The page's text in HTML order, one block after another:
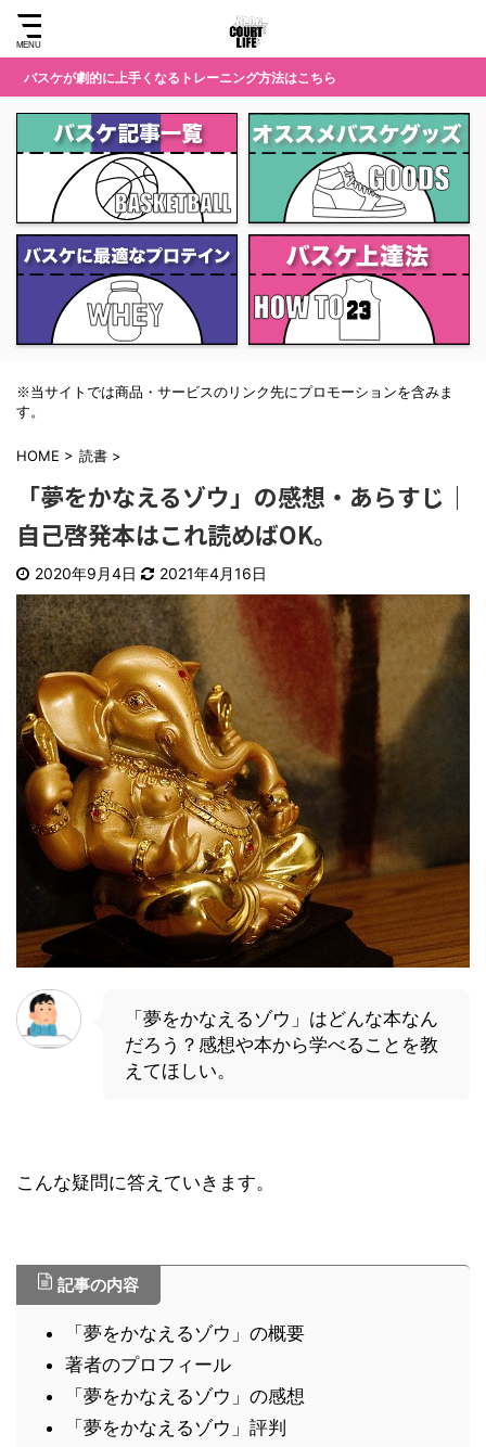
バスケが劇的に上手くなるトレーニング方法はこちら
※当サイトでは商品・サービスのリンク先にプロモーションを含みま
す。
HOME > 読書 >
「夢をかなえるゾウ」の感想・あらすじ｜
自己啓発本はこれ読めばOK。
2020年9月4日 2021年4月16日
「夢をかなえるゾウ」はどんな本なん
だろう？感想や本から学べることを教
えてほしい。
こんな疑問に答えていきます。
記事の内容
「夢をかなえるゾウ」の概要
著者のプロフィール
「夢をかなえるゾウ」の感想
「夢をかなえるゾウ」評判